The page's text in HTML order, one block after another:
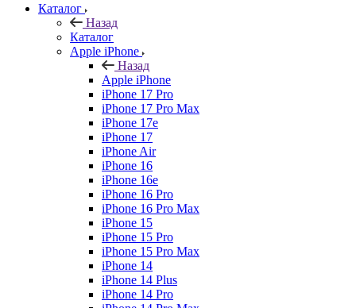
Каталог
Назад
Каталог
Apple iPhone
Назад
Apple iPhone
iPhone 17 Pro
iPhone 17 Pro Max
iPhone 17e
iPhone 17
iPhone Air
iPhone 16
iPhone 16e
iPhone 16 Pro
iPhone 16 Pro Max
iPhone 15
iPhone 15 Pro
iPhone 15 Pro Max
iPhone 14
iPhone 14 Plus
iPhone 14 Pro